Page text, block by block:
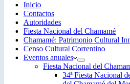
Inicio
Contactos
Autoridades
Fiesta Nacional del Chamamé
Chamamé: Patrimonio Cultural
Censo Cultural Correntino
Eventos anuales
Fiesta Nacional del
34ª Fiesta Nacional